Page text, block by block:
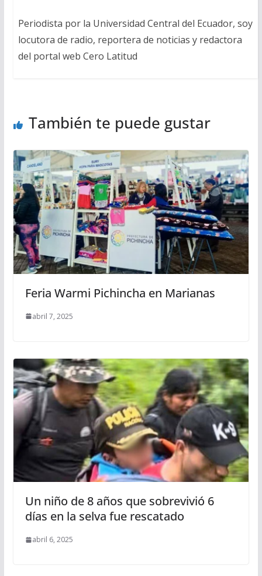
Periodista por la Universidad Central del Ecuador, soy
locutora de radio, reportera de noticias y redactora
del portal web Cero Latitud
También te puede gustar
Feria Warmi Pichincha en Marianas
abril 7, 2025
Un niño de 8 años que sobrevivió 6
días en la selva fue rescatado
abril 6, 2025